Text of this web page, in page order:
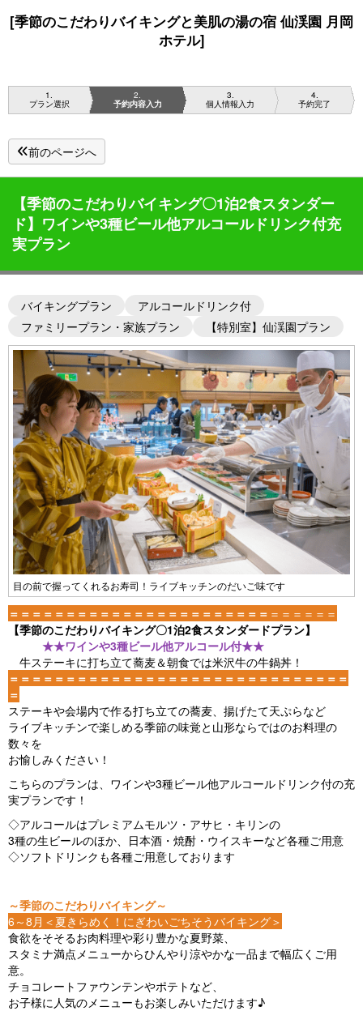
[季節のこだわりバイキングと美肌の湯の宿 仙渓園 月岡
ホテル]
1
プラン選択
2
予約内容入力
3
個人情報入力
4
予約完了
前のページへ
【季節のこだわりバイキング〇1泊2食スタンダー
ド】ワインや3種ビール他アルコールドリンク付充
実プラン
バイキングプラン
アルコールドリンク付
ファミリープラン・家族プラン
【特別室】仙渓園プラン
目の前で握ってくれるお寿司！ライブキッチンのだいご味です
＝＝＝＝＝＝＝＝＝＝＝＝＝＝＝＝＝＝＝＝＝＝＝ ＝＝＝＝＝＝
【季節のこだわりバイキング〇1泊2食スタンダードプラン】
★★ワインや3種ビール他アルコール付★★
牛ステーキに打ち立て蕎麦＆朝食では米沢牛の牛鍋丼！
＝＝＝＝＝＝＝＝＝＝＝＝＝＝＝＝＝＝＝＝＝＝＝＝＝＝＝＝＝＝
＝
ステーキや会場内で作る打ち立ての蕎麦、揚げたて天ぷらなど
ライブキッチンで楽しめる季節の味覚と山形ならではのお料理の
数々を
お愉しみください！
こちらのプランは、ワインや3種ビール他アルコールドリンク付の充
実プランです！
◇アルコールはプレミアムモルツ・アサヒ・キリンの
3種の生ビールのほか、日本酒・焼酎・ウイスキーなど各種ご用意
◇ソフトドリンクも各種ご用意しております
～季節のこだわりバイキング～
6～8月＜夏きらめく！にぎわいごちそうバイキング＞
食欲をそそるお肉料理や彩り豊かな夏野菜、
スタミナ満点メニューからひんやり涼やかな一品まで幅広くご用
意。
チョコレートファウンテンやポテトなど、
お子様に人気のメニューもお楽しみいただけます♪